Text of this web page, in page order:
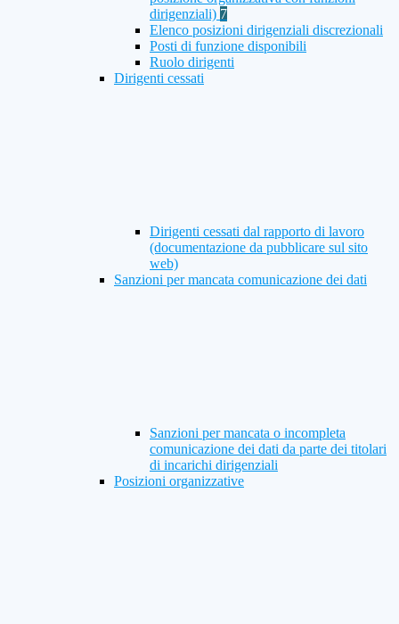
dirigenziali) 7
Elenco posizioni dirigenziali discrezionali
Posti di funzione disponibili
Ruolo dirigenti
Dirigenti cessati
Dirigenti cessati dal rapporto di lavoro
(documentazione da pubblicare sul sito
web)
Sanzioni per mancata comunicazione dei dati
Sanzioni per mancata o incompleta
comunicazione dei dati da parte dei titolari
di incarichi dirigenziali
Posizioni organizzative